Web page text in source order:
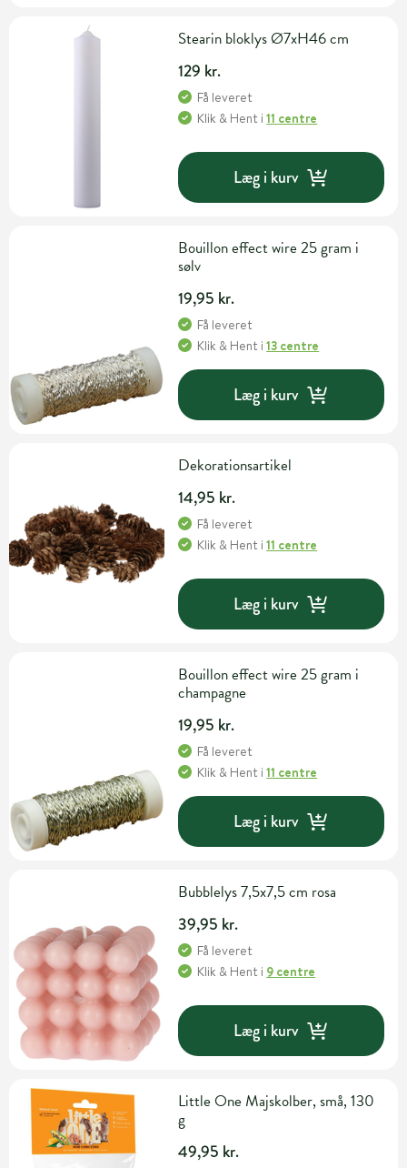
Stearin bloklys Ø7xH46 cm
129 kr.
Få leveret
Klik & Hent i11 centre
Læg i kurv
Bouillon effect wire 25 gram i
sølv
19,95 kr.
Få leveret
Klik & Hent i13 centre
Læg i kurv
Dekorationsartikel
14,95 kr.
Få leveret
Klik & Hent i11 centre
Læg i kurv
Bouillon effect wire 25 gram i
champagne
19,95 kr.
Få leveret
Klik & Hent i11 centre
Læg i kurv
Bubblelys 7,5x7,5 cm rosa
39,95 kr.
Få leveret
Klik & Hent i 9 centre
Læg i kurv
Little One Majskolber, små, 130
g
49,95 kr.